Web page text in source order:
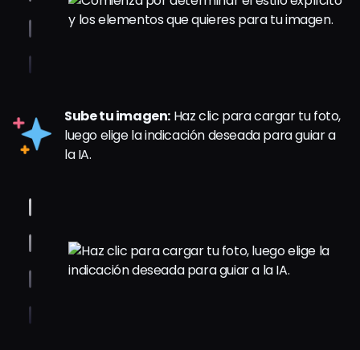
Sube tu imagen: Haz clic para cargar tu foto,
luego elige la indicación deseada para guiar a
la IA.